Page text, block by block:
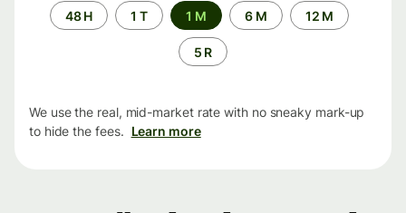
Time
period
48 H 1 T 1 M 6 M 12 M
5 R
We use the real, mid-market rate with no sneaky mark-up
to hide the fees. Learn more